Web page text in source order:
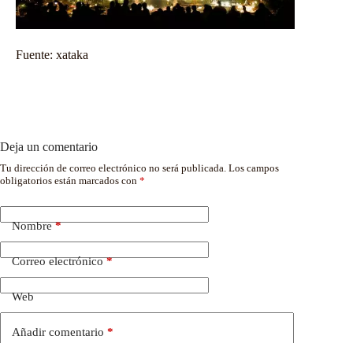
Fuente: xataka
Deja un comentario
Tu dirección de correo electrónico no será publicada. Los campos
obligatorios están marcados con *
Nombre*
Correo electrónico*
Web
Añadir comentario *